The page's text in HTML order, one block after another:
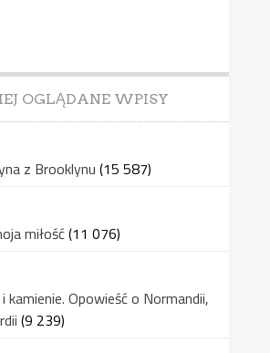
OGLĄDANE WPISY
z Brooklynu (15 587)
miłość(11 076)
kamienie. Opowieść o Normandii,
(9 239)